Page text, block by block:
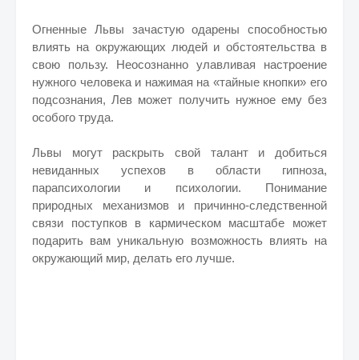
Огненные Львы зачастую одарены способностью
влиять на окружающих людей и обстоятельства в
свою пользу. Неосознанно улавливая настроение
нужного человека и нажимая на «тайные кнопки» его
подсознания, Лев может получить нужное ему без
особого труда.
Львы могут раскрыть свой талант и добиться
невиданных успехов в области гипноза,
парапсихологии и психологии. Понимание
природных механизмов и причинно-следственной
связи поступков в кармическом масштабе может
подарить вам уникальную возможность влиять на
окружающий мир, делать его лучше.